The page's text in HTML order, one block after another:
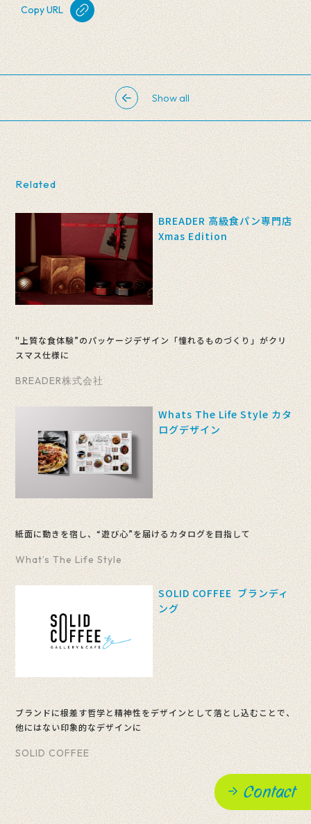
Contact
Copy URL
Show all
Related
BREADER 高級食パン専門店
Xmas Edition
"上質な食体験”のパッケージデザイン「憧れるものづくり」がクリ
スマス仕様に
BREADER株式会社
Whats The Life Style カタ
ログデザイン
紙面に動きを宿し、“遊び心”を届けるカタログを目指して
What’s The Life Style
SOLID COFFEE ブランディ
ング
ブランドに根差す哲学と精神性をデザインとして落とし込むことで、
他にはない印象的なデザインに
SOLID COFFEE